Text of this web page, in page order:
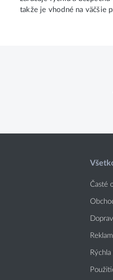
takže je vhodné na väčšie
Časté